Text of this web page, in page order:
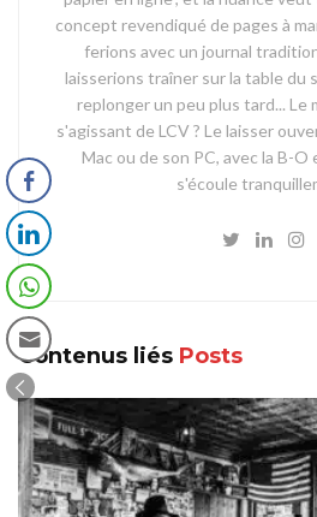
concept revendiqué de pages à
ferions avec un journal
laisserions traîner sur la table du
replonger un peu plus tard... Le
s'agissant de LCV ? Le laisser
Mac ou de son PC, avec la B-
s'écoule
Contenus liés Posts